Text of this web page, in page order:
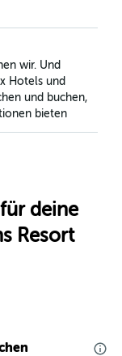
wir. Und
Hotels und
und buchen,
bieten
deine
Resort